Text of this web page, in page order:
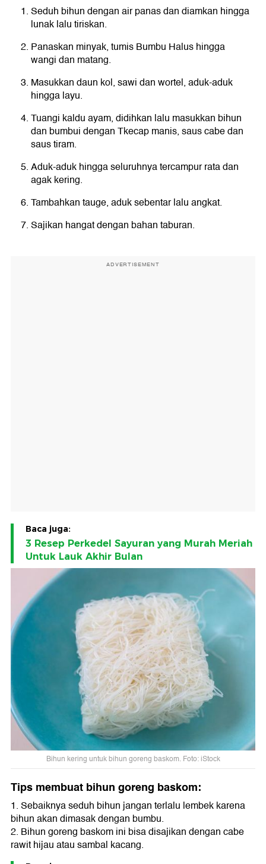
Seduh bihun dengan air panas dan diamkan hingga
lunak lalu tiriskan.
Panaskan minyak, tumis Bumbu Halus hingga
wangi dan matang.
Masukkan daun kol, sawi dan wortel, aduk-aduk
hingga layu.
Tuangi kaldu ayam, didihkan lalu masukkan bihun
dan bumbui dengan Tkecap manis, saus cabe dan
saus tiram.
Aduk-aduk hingga seluruhnya tercampur rata dan
agak kering.
Tambahkan tauge, aduk sebentar lalu angkat.
Sajikan hangat dengan bahan taburan.
ADVERTISEMENT
Baca juga:
3 Resep Perkedel Sayuran yang Murah Meriah
Untuk Lauk Akhir Bulan
Bihun kering untuk bihun goreng baskom. Foto: iStock
Tips membuat bihun goreng baskom:
1. Sebaiknya seduh bihun jangan terlalu lembek karena
bihun akan dimasak dengan bumbu.
2. Bihun goreng baskom ini bisa disajikan dengan cabe
rawit hijau atau sambal kacang.